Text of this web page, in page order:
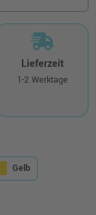
Lieferzeit
1-2 Werktage
Gelb